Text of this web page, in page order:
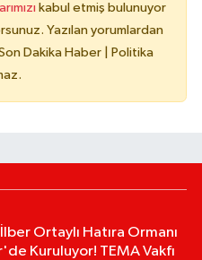
kabul etmiş bulunuyor
Yazılan yorumlardan
Dakika Haber | Politika
İlber Ortaylı Hatıra Ormanı
Kuruluyor! TEMA Vakfı